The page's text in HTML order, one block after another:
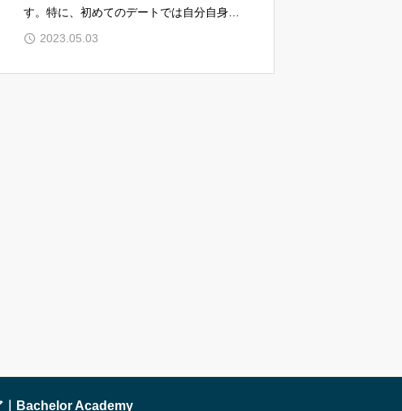
す。特に、初めてのデートでは自分自身を
アピールする機会がある一方で、どのよう
2023.05.03
｜Bachelor Academy